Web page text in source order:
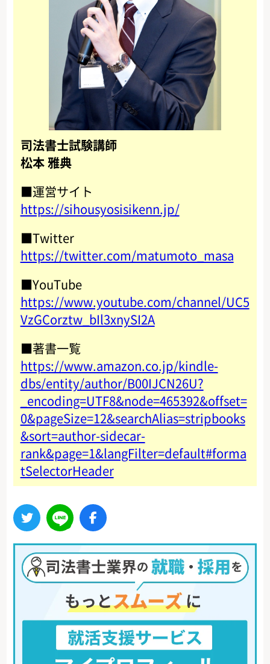
司法書士試験講師
松本 雅典
■運営サイト
https://sihousyosisikenn.jp/
■Twitter
https://twitter.com/matumoto_masa
■YouTube
https://www.youtube.com/channel/UC5
VzGCorztw_bIl3xnySI2A
■著書一覧
https://www.amazon.co.jp/kindle-
dbs/entity/author/B00IJCN26U?
_encoding=UTF8&node=465392&offset=
0&pageSize=12&searchAlias=stripbooks
&sort=author-sidecar-
rank&page=1&langFilter=default#forma
tSelectorHeader